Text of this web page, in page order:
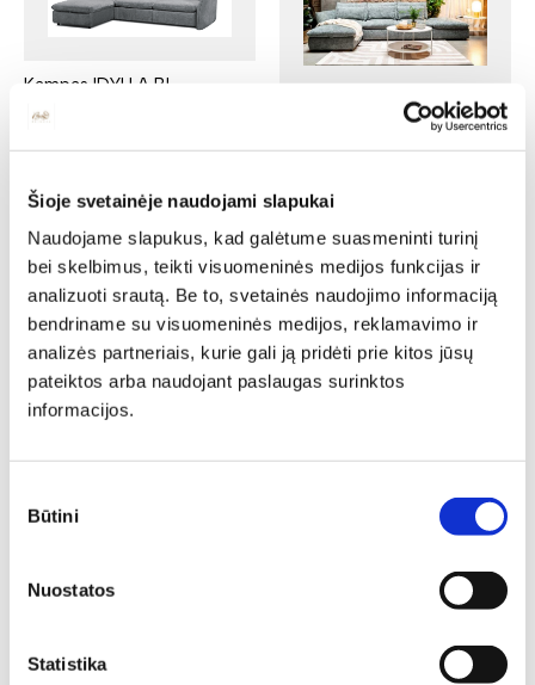
Šioje svetainėje naudojami slapukai
Naudojame slapukus, kad galėtume suasmeninti turinį
bei skelbimus, teikti visuomeninės medijos funkcijas ir
analizuoti srautą. Be to, svetainės naudojimo informaciją
bendriname su visuomeninės medijos, reklamavimo ir
analizės partneriais, kurie gali ją pridėti prie kitos jūsų
pateiktos arba naudojant paslaugas surinktos
informacijos.
pasirinkimas
Būtini
Nuostatos
Statistika
Kampas IDYLLA BL-
1D80(1)SBB-2(160)QFBBW-
Aukštis: 105 cm
Yra kelių spalvų
2363,00 €1654,10 €
Kampas IDYLLA BL-
1D80(1)SBB-2(160)QFBBW-
Ilgis: 355 cm, Plotis: 181 cm,
Aukštis: 105 cm
Yra kelių spalvų
2550,00 €1785,00 €
N
EN(2)-2(140)FBB-BP
Aukštis: 106 cm
Yra kelių spalvų
N
EN(2)-1(80)BB-1(80)P
Ilgis: 278 cm, Plotis: 278 cm,
€